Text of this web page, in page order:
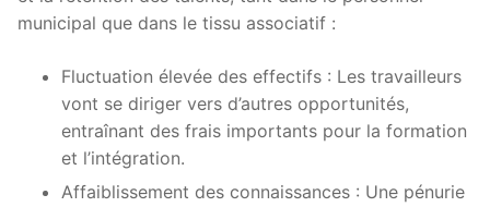
municipal que dans le tissu associatif :
Fluctuation élevée des effectifs : Les travailleurs
vont se diriger vers d’autres opportunités,
entraînant des frais importants pour la formation
et l’intégration.
Affaiblissement des connaissances : Une pénurie